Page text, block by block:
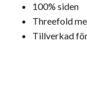
100% siden
Threefold
Tillverkad